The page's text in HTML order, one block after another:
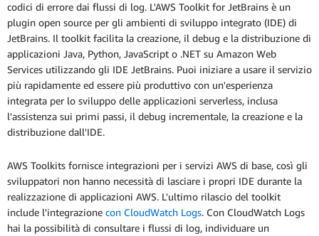
codici di errore dai flussi di log. L'AWS Toolkit for JetBrains è un
plugin open source per gli ambienti di sviluppo integrato (IDE) di
JetBrains. Il toolkit facilita la creazione, il debug e la distribuzione di
applicazioni Java, Python, JavaScript o .NET su Amazon Web
Services utilizzando gli IDE JetBrains. Puoi iniziare a usare il servizio
più rapidamente ed essere più produttivo con un'esperienza
integrata per lo sviluppo delle applicazioni serverless, inclusa
l'assistenza sui primi passi, il debug incrementale, la creazione e la
distribuzione dall'IDE.
AWS Toolkits fornisce integrazioni per i servizi AWS di base, così gli
sviluppatori non hanno necessità di lasciare i propri IDE durante la
realizzazione di applicazioni AWS. L'ultimo rilascio del toolkit
include l'integrazione con CloudWatch Logs. Con CloudWatch Logs
hai la possibilità di consultare i flussi di log, individuare un